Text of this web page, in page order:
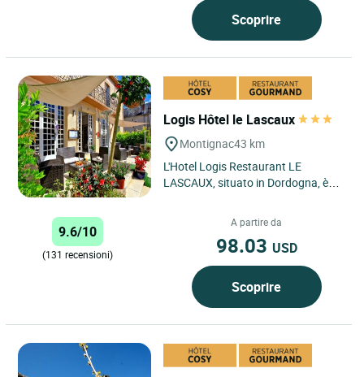
Scoprire
Logis Hôtel le Lascaux
Montignac43 km
L'Hotel Logis Restaurant LE
LASCAUX, situato in Dordogna, è
Périgueux e Brive e a soli...
9.6/10
(131 recensioni)
A partire da
98.03 USD
Scoprire